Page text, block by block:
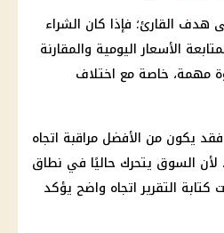
هدف القارئ؛ فإذا كان الشراء
الأسعار اليومية والمقارنة
مهمة، خاصة مع اختلاف
يكون من الأفضل مراقبة اتجاه
السوق يتحرك حاليًا في نطاق
التقرير اتجاه واضح يؤكد